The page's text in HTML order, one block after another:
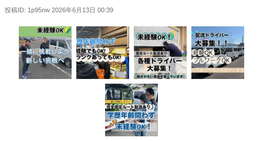
投稿ID: 1p95nw 2026年6月13日 00:39